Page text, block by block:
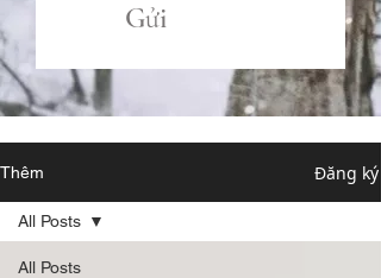
Gửi
Thêm Đăng ký
All Posts
All Posts